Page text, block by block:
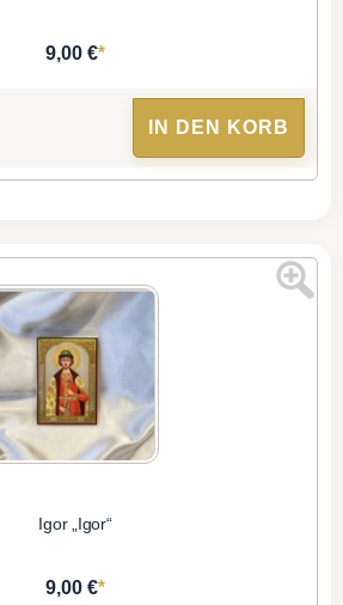
9,00 €*
IN DEN KORB
Igor „Igor“
9,00 €*